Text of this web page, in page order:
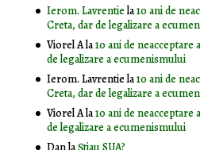
Ierom. Lavrentiela10 ani de
Creta, dar de legalizare a
Viorel Ala10 ani de neacceptare
de legalizare a ecumenismului
Ierom. Lavrentiela10 ani de
Creta, dar de legalizare a
Viorel Ala10 ani de neacceptare
de legalizare a ecumenismului